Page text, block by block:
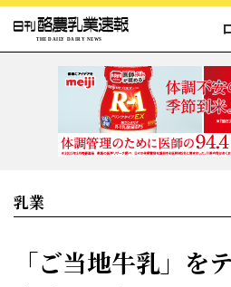
乳業
「ご当地牛乳」を